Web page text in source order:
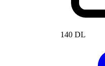
140 DL